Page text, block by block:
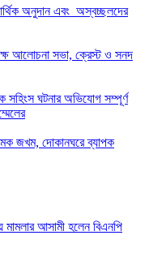
অনুদান এবং অস্বচ্ছলদের
আলোচনা সভা, ক্রেস্ট ও সনদ
ঘটনার অভিযোগ সম্পূর্ণ
জখম, দোকানঘরে ব্যাপক
মামলার আসামী হলেন বিএনপি